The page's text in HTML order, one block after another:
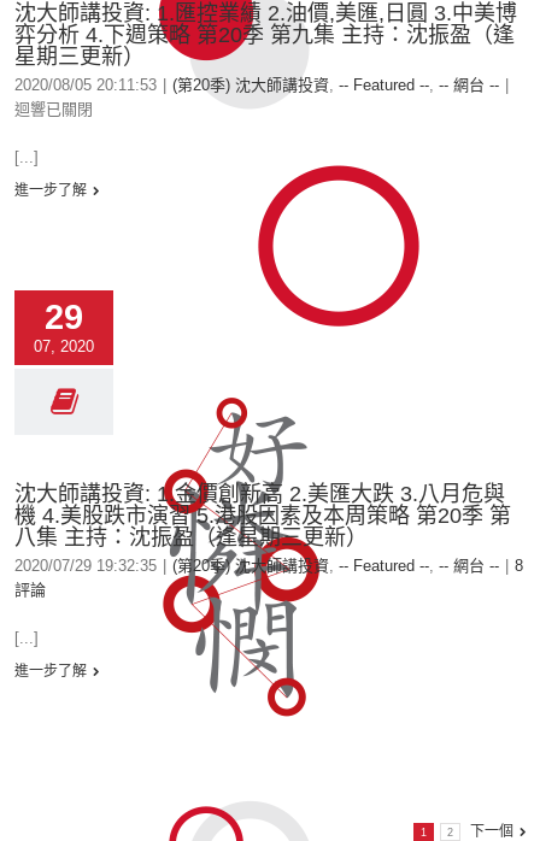
沈大師講投資: 1.匯控業績 2.油價,美匯,日圓 3.中美博
弈分析 4.下週策略 第20季 第九集 主持：沈振盈（逢
星期三更新）
2020/08/05 20:11:53 (第20季) 沈大師講投資, -- Featured --, -- 網台 --
迴響已關閉
[...]
進一步了解
29
07, 2020
沈大師講投資: 1.金價創新高 2.美匯大跌 3.八月危與
機 4.美股跌市演習 5.港股因素及本周策略 第20季 第
八集 主持：沈振盈（逢星期三更新）
2020/07/29 19:32:35 (第20季) 沈大師講投資, -- Featured --, -- 網台 --
8
評論
[...]
進一步了解
1 2 下一個